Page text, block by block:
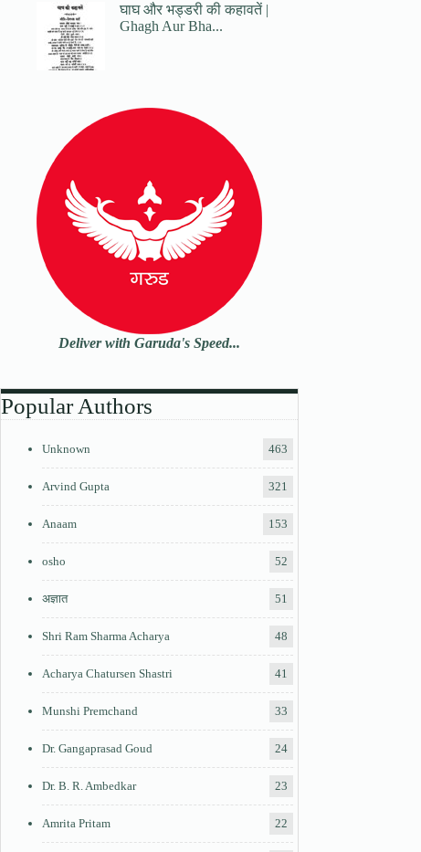
घाघ और भड्डरी की कहावतें |
Ghagh Aur Bha...
Deliver with Garuda's Speed...
Popular Authors
Unknown 463
Arvind Gupta 321
Anaam 153
osho 52
अज्ञात 51
Shri Ram Sharma Acharya 48
Acharya Chatursen Shastri 41
Munshi Premchand 33
Dr. Gangaprasad Goud 24
Dr. B. R. Ambedkar 23
Amrita Pritam 22